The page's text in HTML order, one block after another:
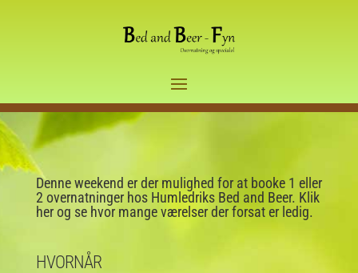
Denne weekend er der mulighed for at booke 1 eller
2 overnatninger hos Humledriks Bed and Beer. Klik
her og se hvor mange værelser der forsat er ledig.
HVORNÅR